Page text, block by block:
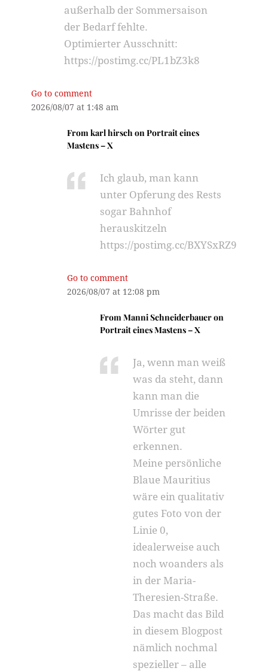
außerhalb der Sommersaison
der Bedarf fehlte.
Optimierter Ausschnitt:
https://postimg.cc/PL1bZ3k8
Go to comment
2026/08/07 at 1:48 am
Fromkarl hirschonPortrait eines
Mastens – X
Ich glaub, man kann
unter Opferung des Rests
sogar Bahnhof
herauskitzeln
https://postimg.cc/BXYSxRZ9
Go to comment
2026/08/07 at 12:08 pm
FromManni Schneiderbaueron
Portrait eines Mastens – X
Ja, wenn man weiß
was da steht, dann
kann man die
Umrisse der beiden
Wörter gut
erkennen.
Meine persönliche
Blaue Mauritius
wäre ein qualitativ
gutes Foto von der
Linie 0,
idealerweise auch
noch woanders als
in der Maria-
Theresien-Straße.
Das macht das Bild
in diesem Blogpost
nämlich nochmal
spezieller – alle